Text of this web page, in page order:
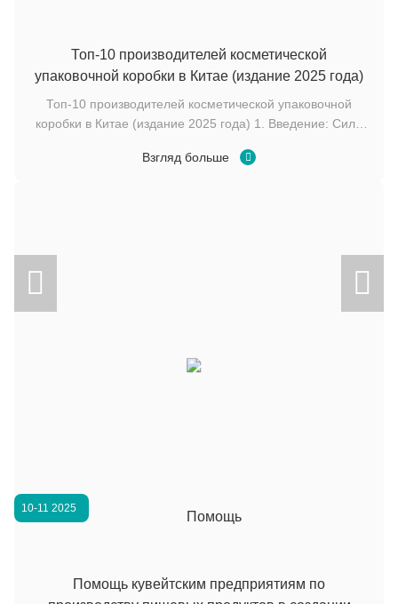
Топ-10 производителей косметической
упаковочной коробки в Китае (издание 2025 года)
Топ-10 производителей косметической упаковочной
коробки в Китае (издание 2025 года) 1. Введение: Сила
бренда На современном высококонкурентном рынке
Взгляд больше
10-11 2025
Помощь кувейтским предприятиям по
 